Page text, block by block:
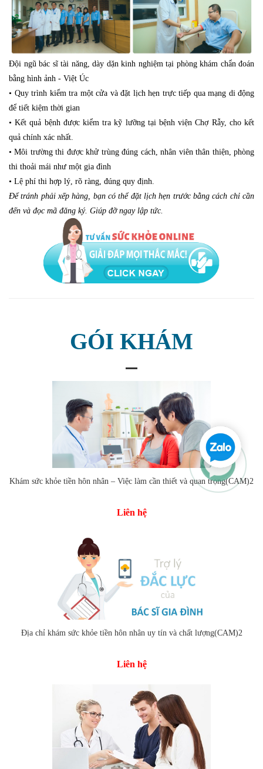
Đội ngũ bác sĩ tài năng, dày dặn kinh nghiệm tại phòng khám chẩn đoán
bằng hình ảnh - Việt Úc
• Quy trình kiểm tra một cửa và đặt lịch hẹn trực tiếp qua mạng di động
để tiết kiệm thời gian
• Kết quả bệnh được kiểm tra kỹ lưỡng tại bệnh viện Chợ Rẫy, cho kết
quả chính xác nhất.
• Môi trường thi được khử trùng đúng cách, nhân viên thân thiện, phòng
thi thoải mái như một gia đình
• Lệ phí thi hợp lý, rõ ràng, đúng quy định.
Để tránh phải xếp hàng, bạn có thể đặt lịch hẹn trước bằng cách chỉ cần
đến và đọc mã đăng ký. Giúp đỡ ngay lập tức.
GÓI KHÁM
Khám sức khỏe tiền hôn nhân – Việc làm cần thiết và quan trọng(CAM)2
Liên hệ
Địa chỉ khám sức khỏe tiền hôn nhân uy tín và chất lượng(CAM)2
Liên hệ